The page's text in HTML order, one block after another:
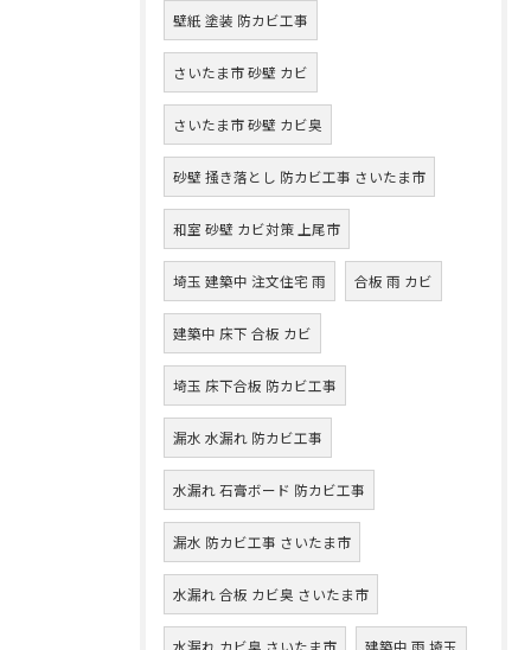
壁紙 塗装 防カビ工事
さいたま市 砂壁 カビ
さいたま市 砂壁 カビ臭
砂壁 掻き落とし 防カビ工事 さいたま市
和室 砂壁 カビ対策 上尾市
埼玉 建築中 注文住宅 雨 合板 雨 カビ
建築中 床下 合板 カビ
埼玉 床下合板 防カビ工事
漏水 水漏れ 防カビ工事
水漏れ 石膏ボード 防カビ工事
漏水 防カビ工事 さいたま市
水漏れ 合板 カビ臭 さいたま市
水漏れ カビ臭 さいたま市 建築中 雨 埼玉